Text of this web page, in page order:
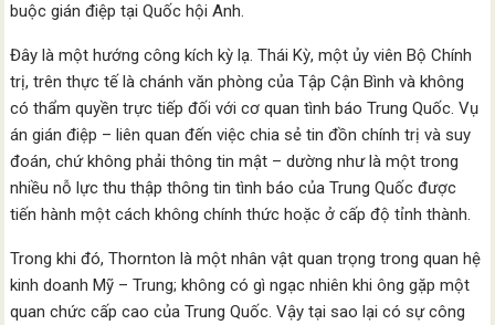
buộc gián điệp tại Quốc hội Anh.
Đây là một hướng công kích kỳ lạ. Thái Kỳ, một ủy viên Bộ Chính
trị, trên thực tế là chánh văn phòng của Tập Cận Bình và không
có thẩm quyền trực tiếp đối với cơ quan tình báo Trung Quốc. Vụ
án gián điệp – liên quan đến việc chia sẻ tin đồn chính trị và suy
đoán, chứ không phải thông tin mật – dường như là một trong
nhiều nỗ lực thu thập thông tin tình báo của Trung Quốc được
tiến hành một cách không chính thức hoặc ở cấp độ tỉnh thành.
Trong khi đó, Thornton là một nhân vật quan trọng trong quan hệ
kinh doanh Mỹ – Trung; không có gì ngạc nhiên khi ông gặp một
quan chức cấp cao của Trung Quốc. Vậy tại sao lại có sự công